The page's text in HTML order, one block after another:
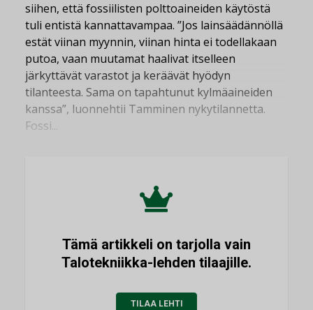
siihen, että fossiilisten polttoaineiden käytöstä
tuli entistä kannattavampaa. ”Jos lainsäädännöllä
estät viinan myynnin, viinan hinta ei todellakaan
putoa, vaan muutamat haalivat itselleen
järkyttävät varastot ja keräävät hyödyn
tilanteesta. Sama on tapahtunut kylmäaineiden
kanssa”, luonnehtii Tamminen nykytilannetta.
Fossi...
Tämä artikkeli on tarjolla vain
Talotekniikka-lehden tilaajille.
TILAA LEHTI